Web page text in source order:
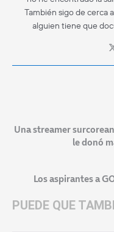
También sigo de cerca
alguien tiene que
Una streamer
le donó
Los aspirantes a
PUEDE QUE